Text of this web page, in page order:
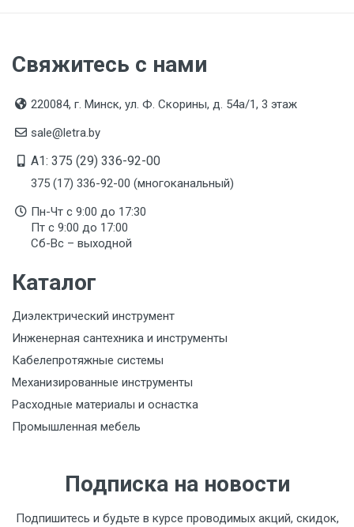
Свяжитесь с нами
220084, г. Минск, ул. Ф. Скорины, д. 54а/1, 3 этаж
sale@letra.by
A1: 375 (29) 336-92-00
375 (17) 336-92-00 (многоканальный)
Пн-Чт с 9:00 до 17:30
Пт с 9:00 до 17:00
Сб-Вс – выходной
Каталог
Диэлектрический инструмент
Инженерная сантехника и инструменты
Кабелепротяжные системы
Механизированные инструменты
Расходные материалы и оснастка
Промышленная мебель
Подписка на новости
Подпишитесь и будьте в курсе проводимых акций, скидок,